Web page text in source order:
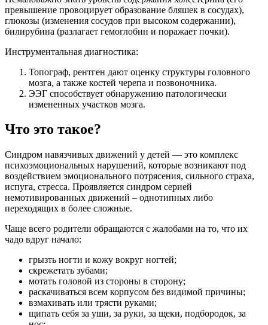
превышение провоцирует образование бляшек в сосудах),
глюкозы (изменения сосудов при высоком содержании),
билирубина (разлагает гемоглобин и поражает почки).
Инструментальная диагностика:
Топограф, рентген дают оценку структуры головного
мозга, а также костей черепа и позвоночника.
ЭЭГ способствует обнаружению патологически
измененных участков мозга.
Что это такое?
Синдром навязчивых движений у детей — это комплекс
психоэмоциональных нарушений, которые возникают под
воздействием эмоционального потрясения, сильного страха,
испуга, стресса. Проявляется синдром серией
немотивированных движений – однотипных либо
переходящих в более сложные.
Чаще всего родители обращаются с жалобами на то, что их
чадо вдруг начало:
грызть ногти и кожу вокруг ногтей;
скрежетать зубами;
мотать головой из стороны в сторону;
раскачиваться всем корпусом без видимой причины;
взмахивать или трясти руками;
щипать себя за уши, за руки, за щеки, подбородок, за